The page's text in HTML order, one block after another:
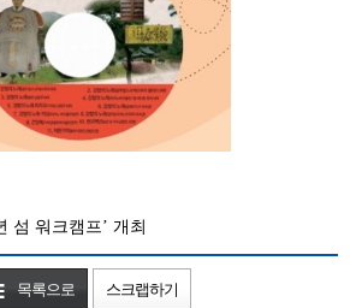
섬 워크캠프’ 개최
목록으로 스크랩하기